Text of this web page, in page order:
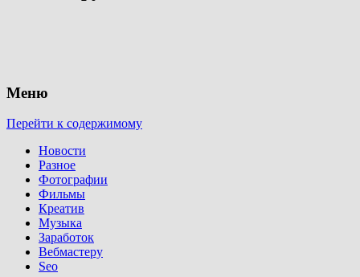
Меню
Перейти к содержимому
Новости
Разное
Фотографии
Фильмы
Креатив
Музыка
Заработок
Вебмастеру
Seo